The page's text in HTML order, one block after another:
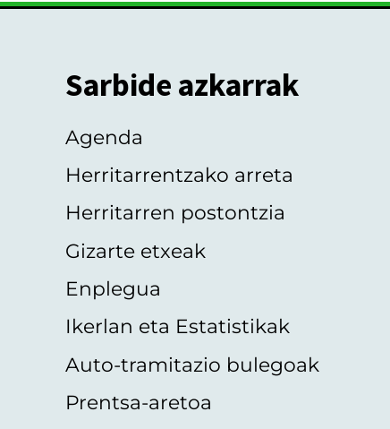
Sarbide azkarrak
Agenda
Herritarrentzako arreta
Herritarren postontzia
Gizarte etxeak
Enplegua
Ikerlan eta Estatistikak
Auto-tramitazio bulegoak
Prentsa-aretoa